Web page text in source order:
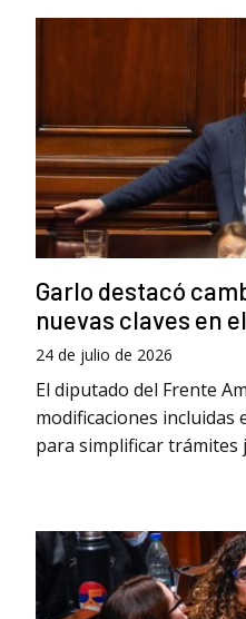
Garlo destacó
nuevas claves en
24 de julio de 2026
El diputado del Frente
modificaciones incluidas
para simplificar